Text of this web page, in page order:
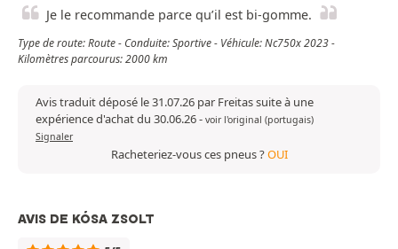
Je le recommande parce qu’il est bi-gomme.
Type de route: Route - Conduite: Sportive - Véhicule: Nc750x 2023 -
Kilomètres parcourus: 2000 km
Avis traduit déposé le 31.07.26 par Freitas suite à une
expérience d'achat du 30.06.26- voir l'original (portugais)
Signaler
Racheteriez-vous ces pneus ?OUI
AVIS DE KÓSA ZSOLT